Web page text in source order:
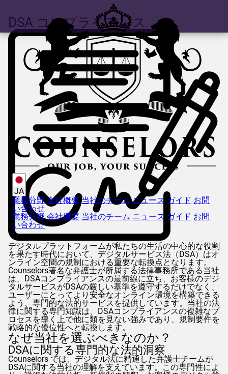
JA
業務分野 会社概要 当社のチーム ニュース ガイド お問
い合わせ
業務分野 会社概要 当社のチーム ニュース ガイド お問
い合わせ
DSA コンプライアンス
デジタルプラットフォームが私たちの生活の中心的な役割
を果たす時代において、デジタルサービス法（DSA）はオ
ンライン空間の規制における重要な転換点となります。
Counselors著名な弁護士が所属する法律事務所である当社
は、DSAコンプライアンスの最前線に立ち、お客様のデジ
タルサービスがDSAの厳しい基準を遵守するだけでなく、
ユーザーにとってより安全なオンライン環境を構築できる
よう、専門的な法的サービスを提供しています。当社の法
律に関する専門知識は、DSAコンプライアンスの複雑なプ
ロセスを導く上で他に類を見ない強みであり、規制要件を
戦略的な優位性へと転換します。
なぜ当社を選ぶべきなのか？
DSAに関する専門的な法的洞察
Counselors では、デジタル法に精通した弁護士チームが
DSAに関する当社の理解を支えています。この専門性によ